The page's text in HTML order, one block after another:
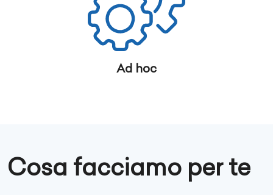
Ad hoc
Cosa facciamo per te